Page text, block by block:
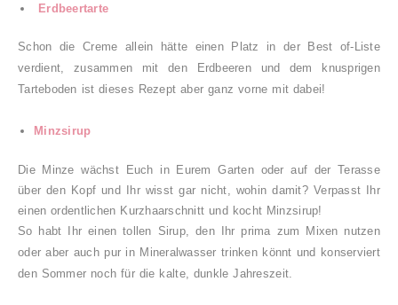
Erdbeertarte
Schon die Creme allein hätte einen Platz in der Best of-Liste
verdient, zusammen mit den Erdbeeren und dem knusprigen
Tarteboden ist dieses Rezept aber ganz vorne mit dabei!
Minzsirup
Die Minze wächst Euch in Eurem Garten oder auf der Terasse
über den Kopf und Ihr wisst gar nicht, wohin damit? Verpasst Ihr
einen ordentlichen Kurzhaarschnitt und kocht Minzsirup!
So habt Ihr einen tollen Sirup, den Ihr prima zum Mixen nutzen
oder aber auch pur in Mineralwasser trinken könnt und konserviert
den Sommer noch für die kalte, dunkle Jahreszeit.